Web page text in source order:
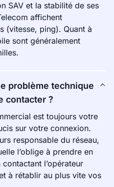
SAV et la stabilité de ses
affichent
(vitesse, ping). Quant à
sont généralement
problème technique
contacter ?
est toujours votre
sur votre connexion.
responsable du réseau,
l’oblige à prendre en
l’opérateur
à rétablir au plus vite vos